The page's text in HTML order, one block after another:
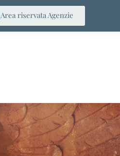
Area riservata Agenzie